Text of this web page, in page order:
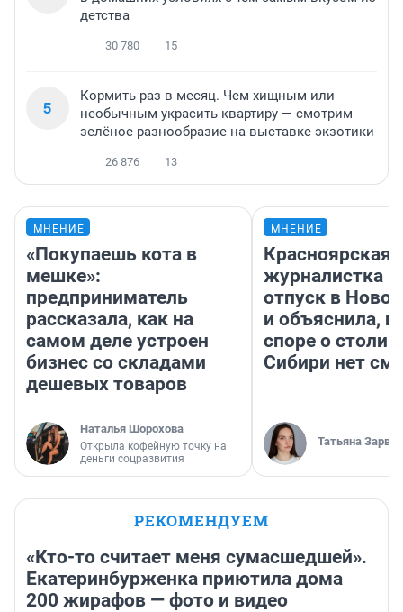
детства
30 780 15
5
Кормить раз в месяц. Чем хищным или
необычным украсить квартиру — смотрим
зелёное разнообразие на выставке экзотики
26 876 13
МНЕНИЕ
«Покупаешь кота в
мешке»:
предприниматель
рассказала, как на
самом деле устроен
бизнес со складами
дешевых товаров
Наталья Шорохова
Открыла кофейную точку на
деньги соцразвития
МНЕНИЕ
Красноярская
журналистка
отпуск в
и объяснила,
споре о
Сибири нет
Татьяна Зарва
РЕКОМЕНДУЕМ
«Кто-то считает меня сумасшедшей».
Екатеринбурженка приютила дома
200 жирафов — фото и видео